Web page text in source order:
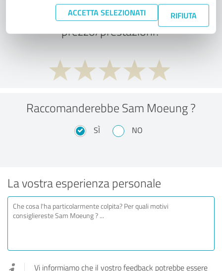
ACCETTA SELEZIONATI RIFIUTA
Cosa ne pensate del rapporto
prezzo/prestazioni?
Raccomanderebbe Sam Moeung ?
SÌ NO
La vostra esperienza personale
Vi informiamo che il vostro feedback potrebbe essere